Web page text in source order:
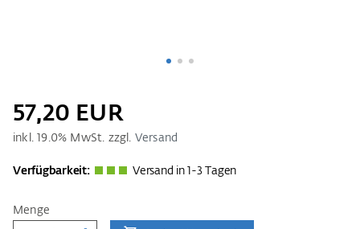
57,20 EUR
inkl. 19.0% MwSt. zzgl. Versand
Verfügbarkeit: Versand in 1-3 Tagen
Menge